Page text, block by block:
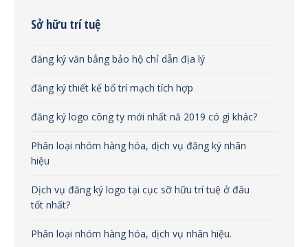
Sở hữu trí tuệ
đăng ký văn bẳng bảo hộ chỉ dẫn địa lý
đăng ký thiết kế bố trí mạch tích hợp
đăng ký logo công ty mới nhất nă 2019 có gì khác?
Phân loại nhóm hàng hóa, dịch vụ đăng ký nhãn
hiệu
Dịch vụ đăng ký logo tại cục sỡ hữu trí tuệ ở đâu
tốt nhất?
Phân loại nhóm hàng hóa, dịch vụ nhãn hiệu.